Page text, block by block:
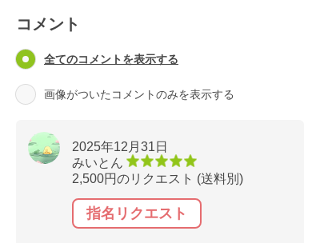
コメント
全てのコメントを表示する
画像がついたコメントのみを表示する
2025年12月31日
みいとん
2,500円のリクエスト (送料別)
指名リクエスト